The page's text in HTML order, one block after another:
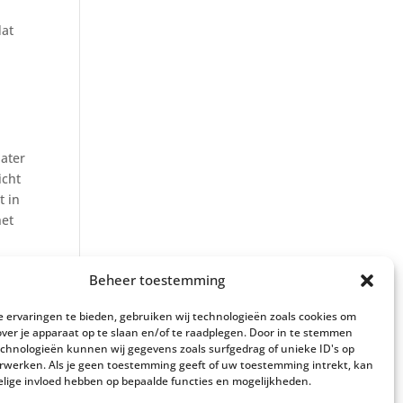
Beheer toestemming
ervaringen te bieden, gebruiken wij technologieën zoals cookies om
je apparaat op te slaan en/of te raadplegen. Door in te stemmen
kunnen wij gegevens zoals surfgedrag of unieke ID's op
Als je geen toestemming geeft of uw toestemming intrekt, kan
invloed hebben op bepaalde functies en mogelijkheden.
in